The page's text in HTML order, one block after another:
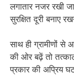
लगातार नजर रखी
सुरक्षित दूरी बनाए
साथ ही ग्रामीणों से
की ओर बढ़ें तो
प्रकार की अप्रिय